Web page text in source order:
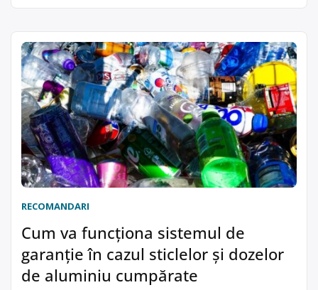
RECOMANDARI
Cum va funcționa sistemul de
garanție în cazul sticlelor și dozelor
de aluminiu cumpărate